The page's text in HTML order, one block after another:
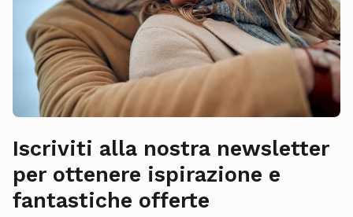
Iscriviti alla nostra newsletter
per ottenere ispirazione e
fantastiche offerte